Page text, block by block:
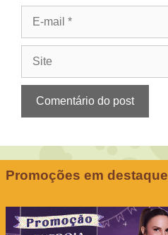
Promoções em destaque